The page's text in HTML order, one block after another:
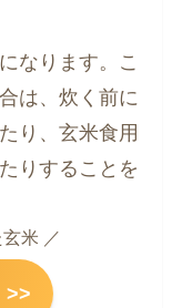
なります。こ
は、炊く前に
り、玄米食用
りすることを
米 ／
>>